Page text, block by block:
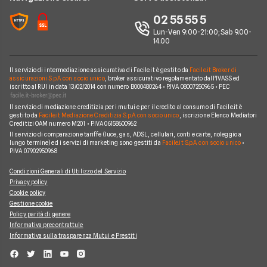
Contatti
Iren
Optima
Sorgenia
Fornitori Energetici
Argomenti in evidenza Gas e Luce 02 55 55 5
Lun-Ven 9:00-21:00; Sab 9.00-
14.00
Il servizio di intermediazione assicurativa di Facile.it è gestito da Facile.it Broker di
assicurazioni S.p.A. con socio unico, broker assicurativo regolamentato dall'IVASS ed
iscritto al RUI in data 13/02/2014 con numero B000480264 • P.IVA 08007250965 • PEC
Il servizio di mediazione creditizia per i mutui e per il credito al consumo di Facile.it è
gestito da Facile.it Mediazione Creditizia S.p.A. con socio unico , iscrizione Elenco Mediatori
Creditizi OAM numero M201 • P.IVA 06158600962
Il servizio di comparazione tariffe (luce, gas, ADSL, cellulari, conti e carte, noleggio a
lungo termine) ed i servizi di marketing sono gestiti da Facile.it S.p.A. con socio unico•
P.IVA 07902950968
Condizioni Generali di Utilizzo del Servizio
Privacy policy
Cookie policy
Gestione cookie
Policy parità di genere
Informativa precontrattule
Informativa sulla trasparenza Mutui e Prestiti